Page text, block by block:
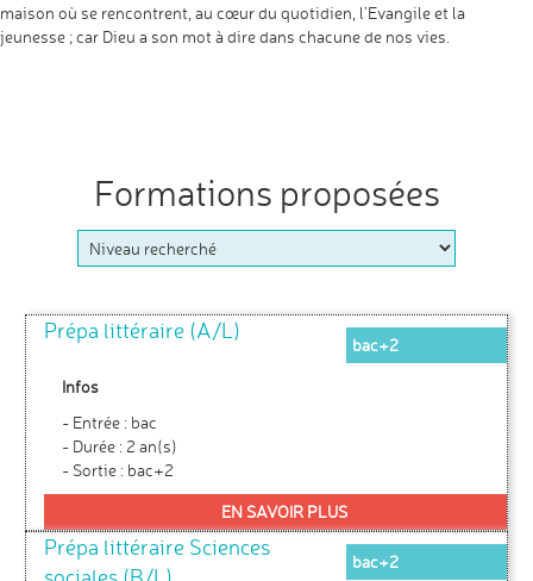
maison où se rencontrent, au cœur du quotidien, l’Evangile et la
jeunesse ; car Dieu a son mot à dire dans chacune de nos vies.
Formations proposées
Prépa littéraire (A/L)
bac+2
Infos
- Entrée : bac
- Durée : 2 an(s)
- Sortie : bac+2
EN SAVOIR PLUS
Prépa littéraire Sciences
bac+2